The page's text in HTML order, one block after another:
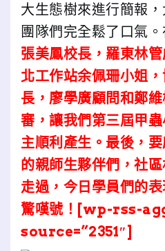
大生態樹來進行簡報
團隊們完全鬆了口氣。
張美鳳校長，羅東林
北工作站余佩珊小姐
長，廖學廣顧問和鄭
審，讓我們第三屆甲
主順利產生。最後，
的親師生夥伴們，社
走過，今日學員們的
驚嘆號！[wp-rss-
source=”2351″]